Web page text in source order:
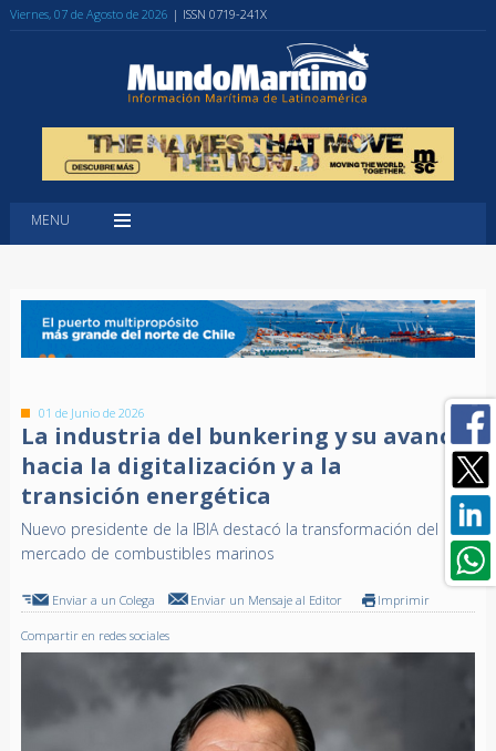
Viernes, 07 de Agosto de 2026 | ISSN 0719-241X
MENU
01 de Junio de 2026
La industria del bunkering y su avance
hacia la digitalización y a la
transición energética
Nuevo presidente de la IBIA destacó la transformación del
mercado de combustibles marinos
Enviar a un Colega Enviar un Mensaje al Editor Imprimir
Compartir en redes sociales